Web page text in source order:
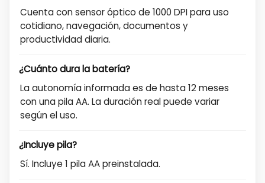
Cuenta con sensor óptico de 1000 DPI para uso
cotidiano, navegación, documentos y
productividad diaria.
¿Cuánto dura la batería?
La autonomía informada es de hasta 12 meses
con una pila AA. La duración real puede variar
según el uso.
¿Incluye pila?
Sí. Incluye 1 pila AA preinstalada.